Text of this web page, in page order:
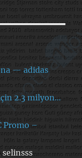
— adidas
2.3 milyon…
Promo –
selinsss